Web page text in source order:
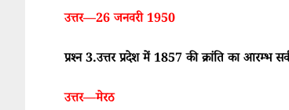
उत्तर—26 जनवरी 1950
प्रश्न 3.उत्तर प्रदेश में 1857 की क्रांति का आरम्भ
उत्तर—मेरठ